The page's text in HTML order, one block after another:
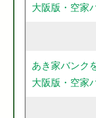
大阪版・空家
あき家バンク
大阪版・空家